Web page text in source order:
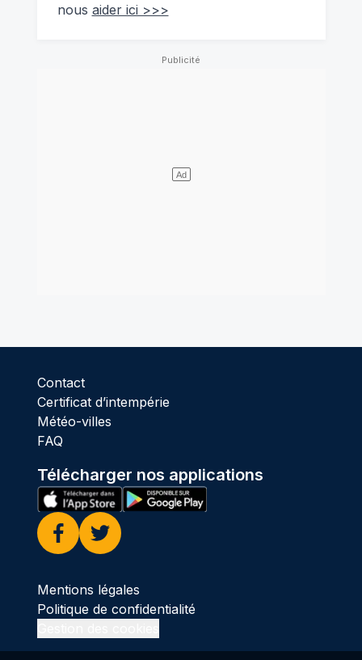
nous aider ici >>>
Contact
Certificat d’intempérie
Météo-villes
FAQ
Télécharger nos applications
Facebook
Twitter
Mentions légales
Politique de confidentialité